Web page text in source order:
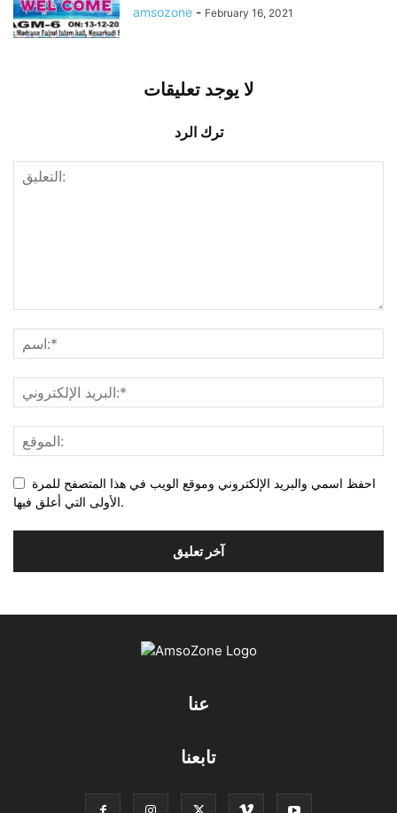
amsozone - February 16, 2021
لا يوجد تعليقات
ترك الرد
احفظ اسمي والبريد الإلكتروني وموقع الويب في هذا المتصفح للمرة
الأولى التي أعلق فيها.
عنا
تابعنا